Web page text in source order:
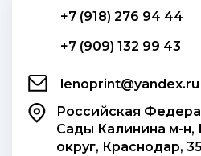
+7 (918) 276 94 44
+7 (909) 132 99 43
lenoprint@yandex.ru
Российская
Сады Калинина м-н,
округ, Краснодар,